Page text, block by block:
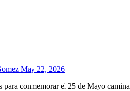
May 22, 2026
para conmemorar el 25 de Mayo